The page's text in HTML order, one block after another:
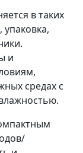
в таких
упаковка,
и
средах с